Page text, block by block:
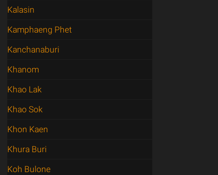
Kalasin
Kamphaeng Phet
Kanchanaburi
Khanom
Khao Lak
Khao Sok
Khon Kaen
Khura Buri
Koh Bulone